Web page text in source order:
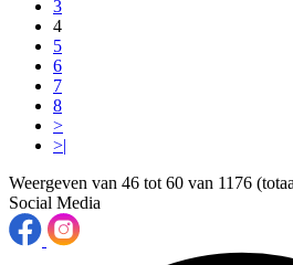
3
4
5
6
7
8
>
>|
Weergeven van 46 tot 60 van 1176
Social Media